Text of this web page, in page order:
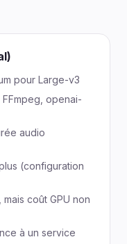
pour Large-v3
FFmpeg, openai-
audio
(configuration
coût GPU non
à un service